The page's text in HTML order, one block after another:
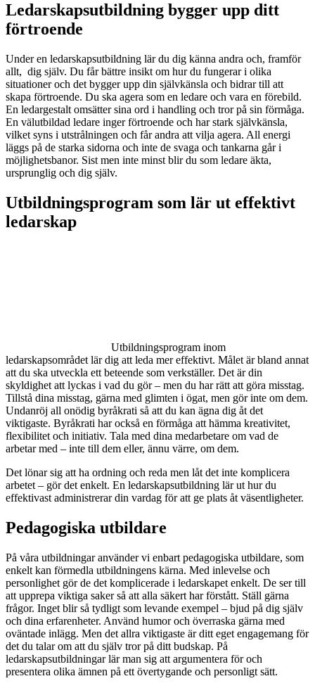
Ledarskapsutbildning bygger upp ditt
förtroende
Under en ledarskapsutbildning lär du dig känna andra och, framför
allt, dig själv. Du får bättre insikt om hur du fungerar i olika
situationer och det bygger upp din självkänsla och bidrar till att
skapa förtroende. Du ska agera som en ledare och vara en förebild.
En ledargestalt omsätter sina ord i handling och tror på sin förmåga.
En välutbildad ledare inger förtroende och har stark självkänsla,
vilket syns i utstrålningen och får andra att vilja agera. All energi
läggs på de starka sidorna och inte de svaga och tankarna går i
möjlighetsbanor. Sist men inte minst blir du som ledare äkta,
ursprunglig och dig själv.
Utbildningsprogram som lär ut effektivt
ledarskap
Utbildningsprogram inom
ledarskapsområdet lär dig att leda mer effektivt. Målet är bland annat
att du ska utveckla ett beteende som verkställer. Det är din
skyldighet att lyckas i vad du gör – men du har rätt att göra misstag.
Tillstå dina misstag, gärna med glimten i ögat, men gör inte om dem.
Undanröj all onödig byråkrati så att du kan ägna dig åt det
viktigaste. Byråkrati har också en förmåga att hämma kreativitet,
flexibilitet och initiativ. Tala med dina medarbetare om vad de
arbetar med – inte till dem eller, ännu värre, om dem.
Det lönar sig att ha ordning och reda men låt det inte komplicera
arbetet – gör det enkelt. En ledarskapsutbildning lär ut hur du
effektivast administrerar din vardag för att ge plats åt väsentligheter.
Pedagogiska utbildare
På våra utbildningar använder vi enbart pedagogiska utbildare, som
enkelt kan förmedla utbildningens kärna. Med inlevelse och
personlighet gör de det komplicerade i ledarskapet enkelt. De ser till
att upprepa viktiga saker så att alla säkert har förstått. Ställ gärna
frågor. Inget blir så tydligt som levande exempel – bjud på dig själv
och dina erfarenheter. Använd humor och överraska gärna med
oväntade inlägg. Men det allra viktigaste är ditt eget engagemang för
det du talar om att du själv tror på ditt budskap. På
ledarskapsutbildningar lär man sig att argumentera för och
presentera olika ämnen på ett övertygande och personligt sätt.